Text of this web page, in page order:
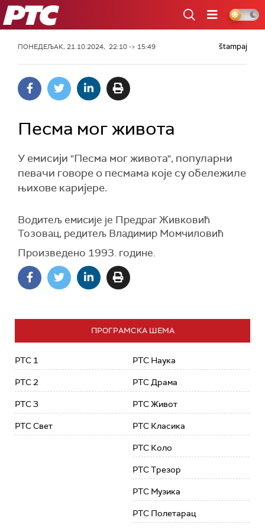
РТС
ПОНЕДЕЉАК, 21.10.2024, 22:10 -> 15:49 štampaj
Песма мог живота
У емисији "Песма мог живота", популарни
певачи говоре о песмама које су обележиле
њихове каријере.
Водитељ емисије је Предраг Живковић
Тозовац, редитељ Владимир Момчиловић
Произведено 1993. године.
ПРОГРАМСКА ШЕМА
РТС 1
РТС 2
РТС 3
РТС Свет
РТС Наука
РТС Драма
РТС Живот
РТС Класика
РТС Коло
РТС Трезор
РТС Музика
РТС Полетарац